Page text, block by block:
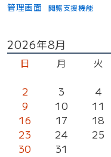
管理画面 閲覧支援機能
投
2026年8月
日 月 火
2
3 4
9
10 11
16
17 18
23
24 25
30
31